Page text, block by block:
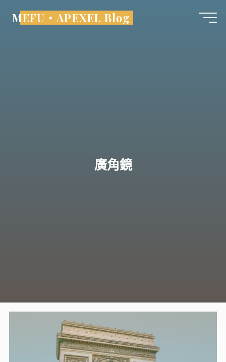
MEFU・APEXEL Blog
廣角鏡